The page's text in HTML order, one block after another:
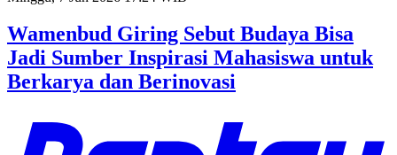
Wamenbud Giring Sebut Budaya Bisa
Jadi Sumber Inspirasi Mahasiswa untuk
Berkarya dan Berinovasi